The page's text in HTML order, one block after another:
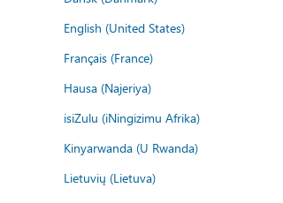
English (United States)
Français (France)
Hausa (Najeriya)
isiZulu (iNingizimu Afrika)
Kinyarwanda (U Rwanda)
Lietuvių (Lietuva)